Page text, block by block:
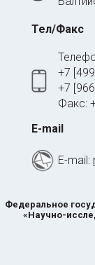
Тел/Факс
+7
+7
Факс:
E-mail
E-mail:
Федеральное
«Научно-